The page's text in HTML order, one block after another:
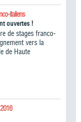
italiens
ouvertes !
de stages franco-
vers la
de Haute